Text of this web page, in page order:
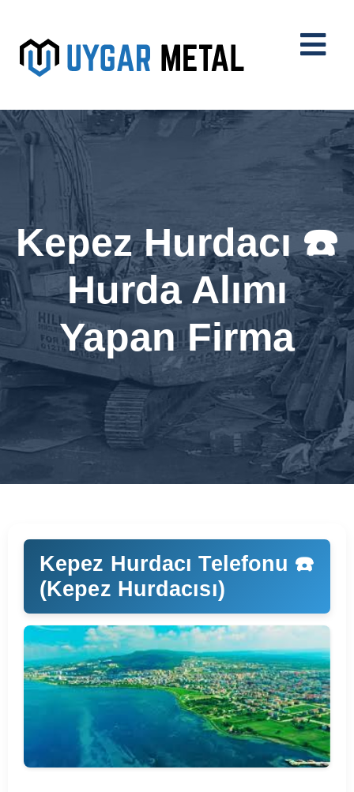
Kepez Hurdacı ☎️
Hurda Alımı
Yapan Firma
Kepez Hurdacı Telefonu ☎️
(Kepez Hurdacısı)